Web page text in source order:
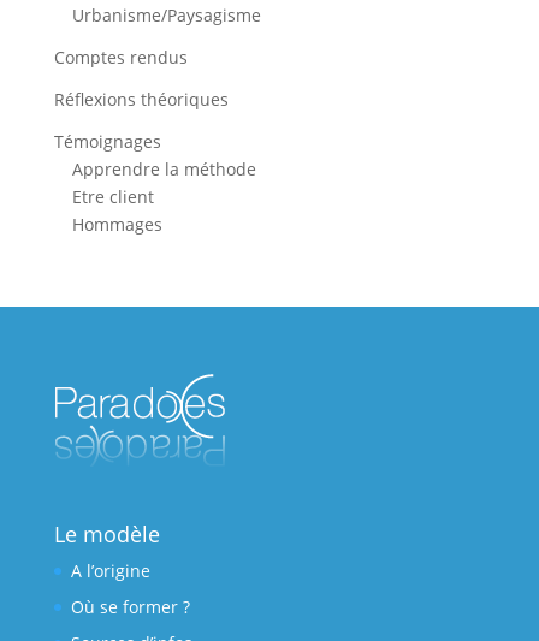
Urbanisme/Paysagisme
Comptes rendus
Réflexions théoriques
Témoignages
Apprendre la méthode
Etre client
Hommages
Le modèle
A l’origine
Où se former ?